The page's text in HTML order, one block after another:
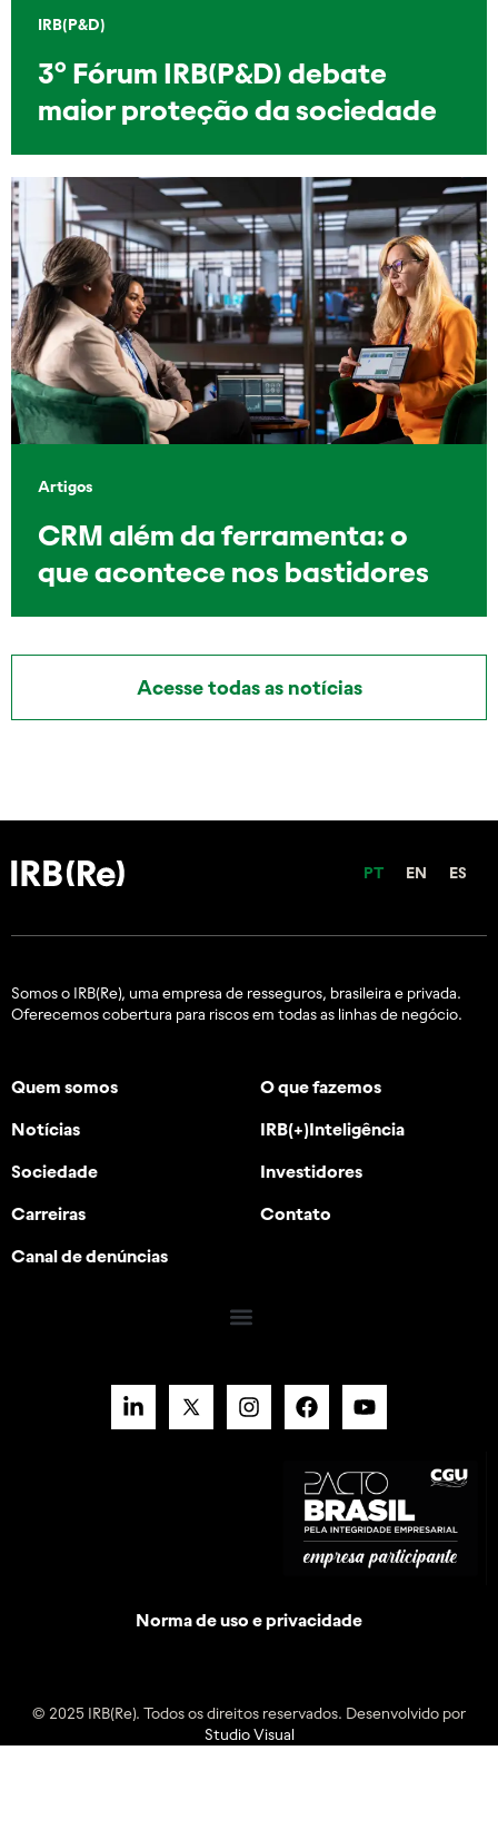
IRB(P&D)
3º Fórum IRB(P&D) debate
maior proteção da sociedade
Artigos
CRM além da ferramenta: o
que acontece nos bastidores
Acesse todas as notícias
PT EN ES
Somos o IRB(Re), uma empresa de resseguros, brasileira e privada.
Oferecemos cobertura para riscos em todas as linhas de negócio.
Quem somos O que fazemos
Notícias IRB(+)Inteligência
Sociedade Investidores
Carreiras Contato
Canal de denúncias
Norma de uso e privacidade
© 2025 IRB(Re). Todos os direitos reservados. Desenvolvido por
Studio Visual